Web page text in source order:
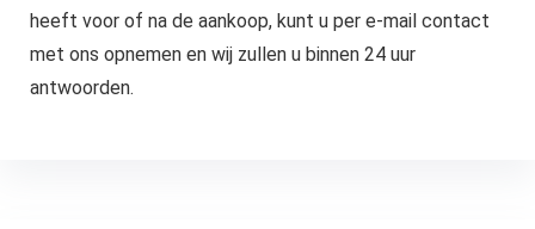
heeft voor of na de aankoop, kunt u per e-mail contact
met ons opnemen en wij zullen u binnen 24 uur
antwoorden.